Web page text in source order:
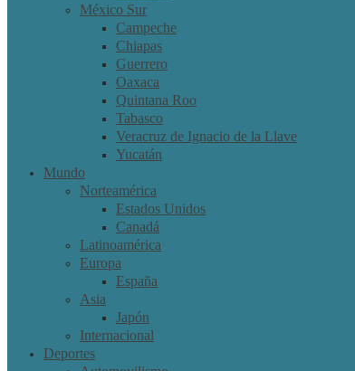
México Sur
Campeche
Chiapas
Guerrero
Oaxaca
Quintana Roo
Tabasco
Veracruz de Ignacio de la Llave
Yucatán
Mundo
Norteamérica
Estados Unidos
Canadá
Latinoamérica
Europa
España
Asia
Japón
Internacional
Deportes